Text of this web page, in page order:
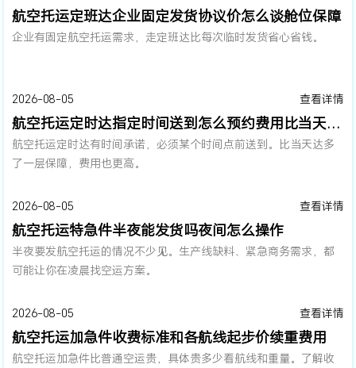
航空托运定班达企业固定发货协议价怎么谈舱位保障
企业有固定航空托运需求，走定班达比每次临时发货省心省钱。
2026-08-05 查看详情
航空托运定时达指定时间送到怎么预约费用比当天达贵多少
航空托运定时达有时间承诺，必须某个时间点前送到。比当天达多
了一层保障，费用也更高。
2026-08-05 查看详情
航空托运特急件半夜能发货吗夜间怎么操作
半夜要发航空托运的情况不少见。生产线缺料、紧急商务需求，都
可能让你在凌晨找空运方案。
2026-08-05 查看详情
航空托运加急件收费标准和各航线起步价续重费用
航空托运加急件比普通空运贵，具体贵多少看航线和重量。了解收